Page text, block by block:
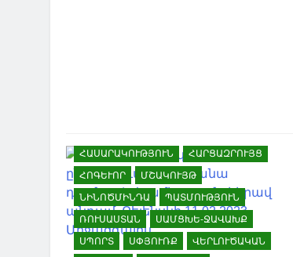
ՀԱՍԱՐԱԿՈՒԹՅՈՒՆ
ՀԱՐՑԱԶՐՈՒՅՑ
ՀՈԳԵՒՈՐ
ՄՇԱԿՈՒՅԹ
ՆԻՆՈԾՄԻՆԴԱ
ՊԱՏՄՈՒԹՅՈՒՆ
ՌՈՒՍԱՍՏԱՆ
ՍԱՄՑԽԵ-ՋԱՎԱԽՔ
ՍՊՈՐՏ
ՍՓՅՈՒՌՔ
ՎԵՐԼՈՒԾԱԿԱՆ